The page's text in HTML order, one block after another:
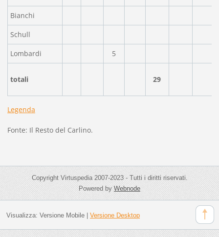
Bianchi
Schull
Lombardi 5
totali 29
Legenda
Fonte: Il Resto del Carlino.
Copyright Virtuspedia 2007-2023 - Tutti i diritti riservati.
Powered byWebnode
Visualizza: Versione Mobile| Versione Desktop